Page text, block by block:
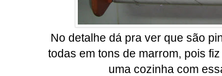
No detalhe dá pra ver que são
todas em tons de marrom, pois
uma cozinha com